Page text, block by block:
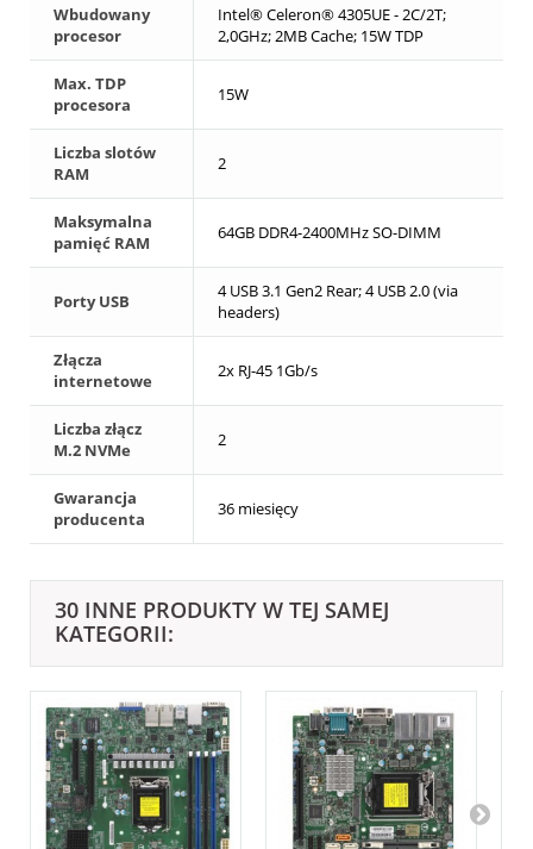
Wbudowany
procesor
Intel® Celeron® 4305UE - 2C/2T;
2,0GHz; 2MB Cache; 15W TDP
Max. TDP
procesora
15W
Liczba slotów
RAM
2
Maksymalna
pamięć RAM
64GB DDR4-2400MHz SO-DIMM
Porty USB
4 USB 3.1 Gen2 Rear; 4 USB 2.0 (via
headers)
Złącza
internetowe
2x RJ-45 1Gb/s
Liczba złącz
M.2 NVMe
2
Gwarancja
producenta
36 miesięcy
30 INNE PRODUKTY W TEJ SAMEJ
KATEGORII: